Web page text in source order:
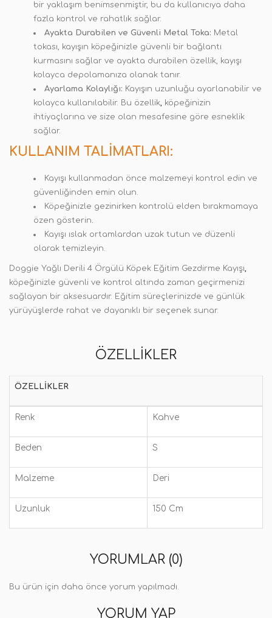
bir yaklaşım benimsenmiştir, bu da kullanıcıya daha
fazla kontrol ve rahatlık sağlar.
Ayakta Durabilen ve Güvenli Metal Toka: Metal
tokası, kayışın köpeğinizle güvenli bir bağlantı
kurmasını sağlar ve ayakta durabilen özellik, kayışı
kolayca depolamanıza olanak tanır.
Ayarlama Kolaylığı: Kayışın uzunluğu ayarlanabilir ve
kolayca kullanılabilir. Bu özellik, köpeğinizin
ihtiyaçlarına ve size olan mesafesine göre esneklik
sağlar.
KULLANIM TALIMATLARI:
Kayışı kullanmadan önce malzemeyi kontrol edin ve
güvenliğinden emin olun.
Köpeğinizle gezinirken kontrolü elden bırakmamaya
özen gösterin.
Kayışı ıslak ortamlardan uzak tutun ve düzenli
olarak temizleyin.
Doggie Yağlı Derili 4 Örgülü Köpek Eğitim Gezdirme Kayışı,
köpeğinizle güvenli ve kontrol altında zaman geçirmenizi
sağlayan bir aksesuardır. Eğitim süreçlerinizde ve günlük
yürüyüşlerde rahat ve dayanıklı bir seçenek sunar.
ÖZELLIKLER
ÖZELLIKLER
Renk Kahve
Beden S
Malzeme Deri
Uzunluk 150 Cm
YORUMLAR (0)
Bu ürün için daha önce yorum yapılmadı.
YORUM YAP